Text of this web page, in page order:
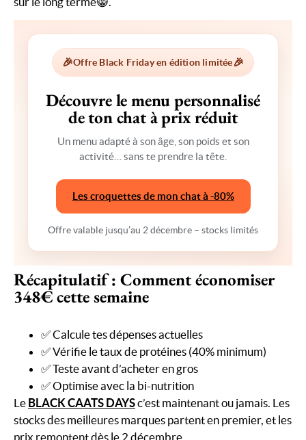
🎉Offre Black Friday en édition limitée🎉
Découvre le menu personnalisé
de ton chat à prix réduit
Un menu adapté à son âge, son poids et son
activité… sans te prendre la tête.
Les croquettes de mon chat à -80%
Offre valable jusqu’au 2 décembre – stocks limités
Récapitulatif : Comment économiser
348€ cette semaine
✅ Calcule tes dépenses actuelles
✅ Vérifie le taux de protéines (40% minimum)
✅ Teste avant d’acheter en gros
✅ Optimise avec la bi-nutrition
Le BLACK CAATS DAYSc’est maintenant ou jamais. Les
stocks des meilleures marques partent en premier, et les
prix remontent dès le 2 décembre.